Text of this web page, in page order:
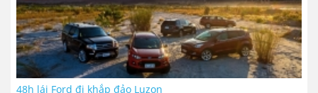
48h lái Ford đi khắp đảo Luzon